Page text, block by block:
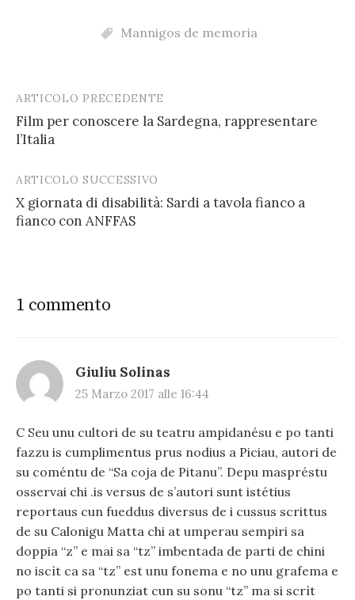
Mannigos de memoria
Post
navigation
ARTICOLO PRECEDENTE
Film per conoscere la Sardegna, rappresentare
l’Italia
ARTICOLO SUCCESSIVO
X giornata di disabilità: Sardi a tavola fianco a
fianco con ANFFAS
1 commento
Giuliu Solinas
25 Marzo 2017 alle 16:44
C Seu unu cultori de su teatru ampidanésu e po tanti
fazzu is cumplimentus prus nodius a Piciau, autori de
su coméntu de “Sa coja de Pitanu”. Depu maspréstu
osservai chi .is versus de s’autori sunt istétius
reportaus cun fueddus diversus de i cussus scrittus
de su Calonigu Matta chi at umperau sempiri sa
doppia “z” e mai sa “tz” imbentada de parti de chini
no iscìt ca sa “tz” est unu fonema e no unu grafema e
po tanti si pronunziat cun su sonu “tz” ma si scrìt